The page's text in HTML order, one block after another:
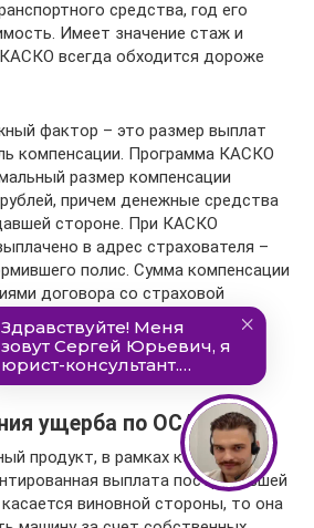
средства, год его
Имеет значение стаж и
всегда обходится дороже
фактор – это размер выплат
компенсации. Программа КАСКО
размер компенсации
причем денежные средства
стороне. При КАСКО
в адрес страхователя –
полис. Сумма компенсации
договора со страховой
asccenter.ru/avto/audi/rs-q8/
ущерба по ОСАГО
продукт, в рамках которого
выплата пострадавшей
виновной стороны, то она